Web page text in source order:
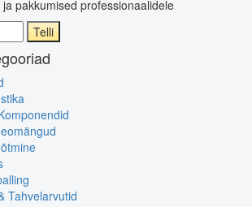
pakkumised professionaalidele
Telli
Tahvelarvutid